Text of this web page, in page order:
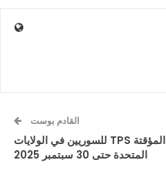
القادم بوست
تمديد برنامج الإقامة المؤقتة TPS للسوريين في الولايات
المتحدة حتى 30 سبتمبر 2025